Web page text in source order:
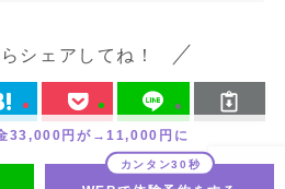
シェアしてね！
33,000円が→11,000円に